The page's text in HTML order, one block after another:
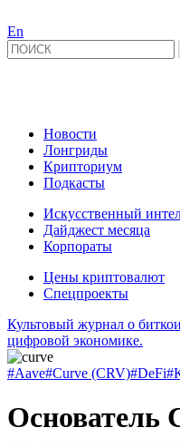
En
Новости
Лонгриды
Крипториум
Подкасты
Искусственный
Дайджест месяца
Корпораты
Цены криптовалют
Спецпроекты
Культовый журнал о
цифровой экономике.
#Aave#Curve (CRV)#DeFi
Основатель